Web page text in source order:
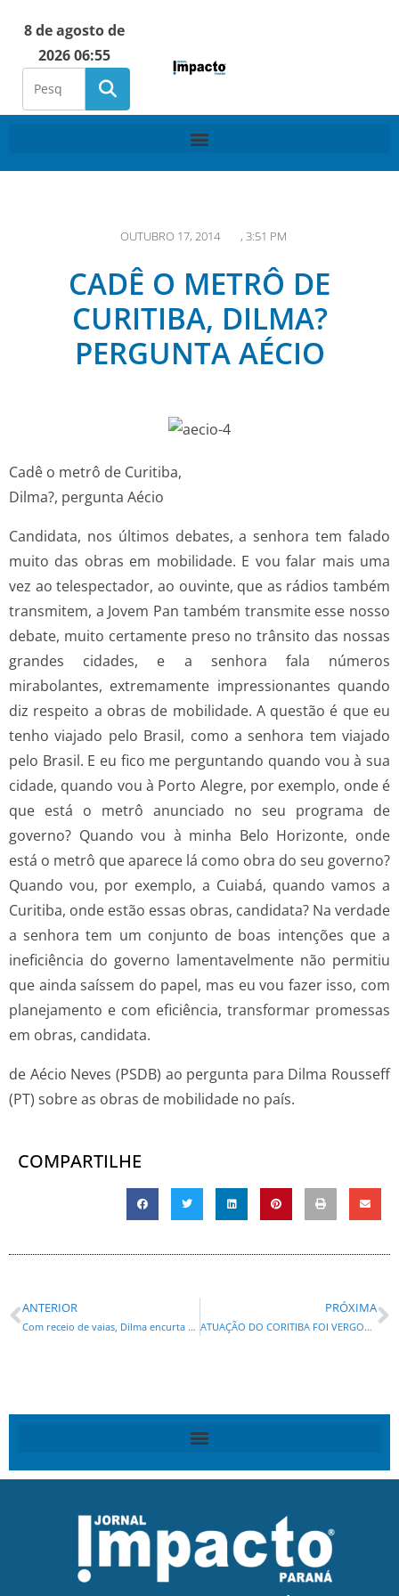
8 de agosto de
2026 06:55
OUTUBRO 17, 2014 , 3:51 PM
CADÊ O METRÔ DE
CURITIBA, DILMA?
PERGUNTA AÉCIO
Cadê o metrô de Curitiba,
Dilma?, pergunta Aécio
Candidata, nos últimos debates, a senhora tem falado
muito das obras em mobilidade. E vou falar mais uma
vez ao telespectador, ao ouvinte, que as rádios também
transmitem, a Jovem Pan também transmite esse nosso
debate, muito certamente preso no trânsito das nossas
grandes cidades, e a senhora fala números
mirabolantes, extremamente impressionantes quando
diz respeito a obras de mobilidade. A questão é que eu
tenho viajado pelo Brasil, como a senhora tem viajado
pelo Brasil. E eu fico me perguntando quando vou à sua
cidade, quando vou à Porto Alegre, por exemplo, onde é
que está o metrô anunciado no seu programa de
governo? Quando vou à minha Belo Horizonte, onde
está o metrô que aparece lá como obra do seu governo?
Quando vou, por exemplo, a Cuiabá, quando vamos a
Curitiba, onde estão essas obras, candidata? Na verdade
a senhora tem um conjunto de boas intenções que a
ineficiência do governo lamentavelmente não permitiu
que ainda saíssem do papel, mas eu vou fazer isso, com
planejamento e com eficiência, transformar promessas
em obras, candidata.
de Aécio Neves (PSDB) ao pergunta para Dilma Rousseff
(PT) sobre as obras de mobilidade no país.
COMPARTILHE
ANTERIOR
Com receio de vaias, Dilma encurta caminhada no PR
PRÓXIMA
ATUAÇÃO DO CORITIBA FOI VERGONHOSA!